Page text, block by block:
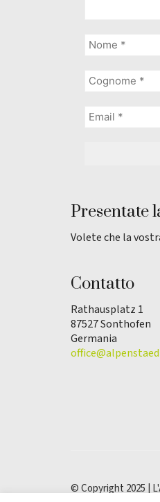
Presentate
Volete che la
Contatto
Rathausplatz 1
87527 Sonthofen
Germania
© Copyright 2025 |